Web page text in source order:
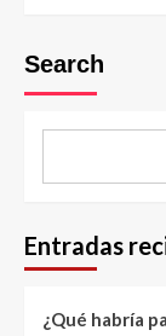
Search
Entradas
¿Qué habría